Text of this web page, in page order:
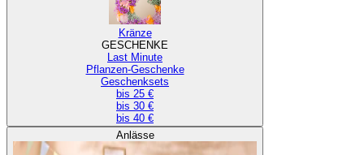
Kränze
GESCHENKE
Last Minute
Pflanzen-Geschenke
Geschenksets
bis 25 €
bis 30 €
bis 40 €
Anlässe